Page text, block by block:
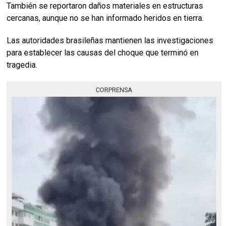
También se reportaron daños materiales en estructuras
cercanas, aunque no se han informado heridos en tierra.
Las autoridades brasileñas mantienen las investigaciones
para establecer las causas del choque que terminó en
tragedia.
CORPRENSA